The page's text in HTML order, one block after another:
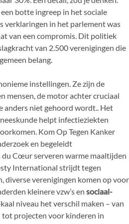
botte ingreep in het sociale
verklaringen in het parlement was
van een compromis. Dit politiek
van 2.500 verenigingen die
belang.
instellingen. Ze zijn de
mensen, de motor achter cruciaal
anders niet gehoord wordt.. Het
helpt infectieziekten
Kom Op Tegen Kanker
en begeleidt
Cœur serveren warme maaltijden
International strijdt tegen
diverse verenigingen komen op voor
kleinere vzw’s en sociaal-
niveau het verschil maken – van
projecten voor kinderen in